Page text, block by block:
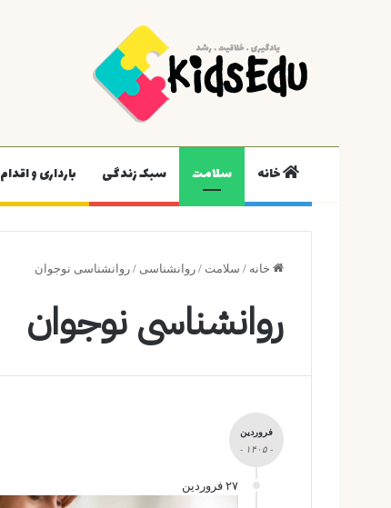
خانه سلامت سبک زندگی بارداری و اقدام
خانه / سلامت / روانشناسی / روانشناسی نوجوان
روانشناسی نوجوان
فروردین
- ۱۴۰۵ -
۲۷ فروردین